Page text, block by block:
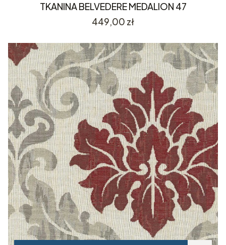
TKANINA BELVEDERE MEDALION 47
Cena
449,00 zł